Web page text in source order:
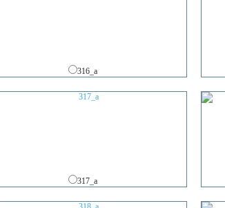
316_a
317_a